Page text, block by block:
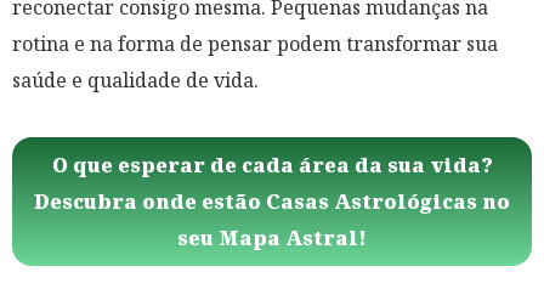
reconectar consigo mesma. Pequenas mudanças na
rotina e na forma de pensar podem transformar sua
saúde e qualidade de vida.
O que esperar de cada área da sua vida?
Descubra onde estão Casas Astrológicas no
seu Mapa Astral!